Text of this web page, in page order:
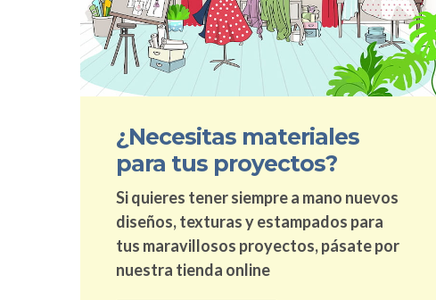
¿Necesitas materiales
para tus proyectos?
Si quieres tener siempre a mano nuevos
diseños, texturas y estampados para
tus maravillosos proyectos, pásate por
nuestra tienda online